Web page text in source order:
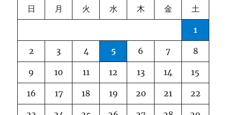
ョ日 月 火 水 木 金 土
1
2 3 4 5 6 7 8
9 10 11 12 13 14 15
16 17 18 19 20 21 22